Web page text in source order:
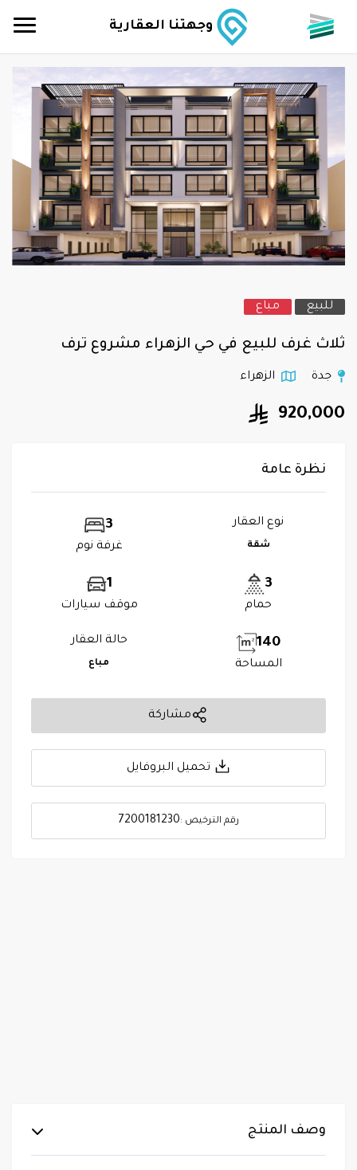
وجهتنا العقارية
للبيع مباع
ثلاث غرف للبيع في حي الزهراء مشروع ترف
جدة الزهراء
920,000
نظرة عامة
نوع العقار
شقة
3
غرفة نوم
3
حمام
1
موقف سيارات
140
المساحة
حالة العقار
مباع
مشاركة
تحميل البروفايل
رقم الترخيص :7200181230
وصف المنتج